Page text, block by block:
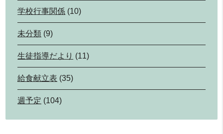
学校行事関係 (10)
未分類 (9)
生徒指導だより (11)
給食献立表 (35)
週予定 (104)